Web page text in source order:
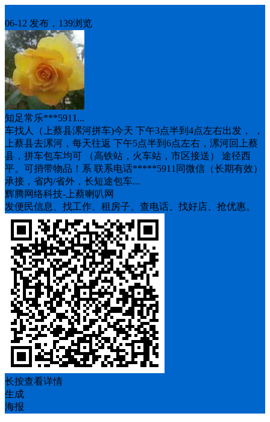
06-12 发布，139浏览
知足常乐***5911...
车找人（上蔡县漯河拼车)今天 下午3点半到4点左右出发， ，
上蔡县去漯河，每天往返 下午5点半到6点左右，漯河回上蔡
县，拼车包车均可 （高铁站，火车站，市区接送） 途径西
平。可捎带物品！系 联系电话*****5911同微信（长期有效）
承接，省内/省外，长短途包车...
辉腾网络科技-上蔡喇叭网
发便民信息、找工作、租房子、查电话、找好店、抢优惠。
长按查看详情
生成
海报